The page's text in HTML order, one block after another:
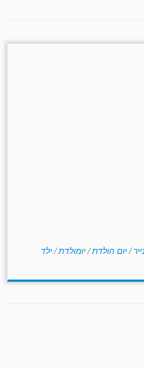
/יום הולדת/יומולדת/ילד